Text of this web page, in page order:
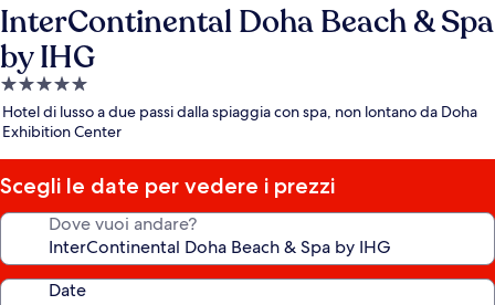
InterContinental Doha Beach & Spa
by IHG
Struttura
a
5.0
stelle
Hotel di lusso a due passi dalla spiaggia con spa, non lontano da Doha
Exhibition Center
Scegli le date per vedere i prezzi
Dove vuoi andare?
Date